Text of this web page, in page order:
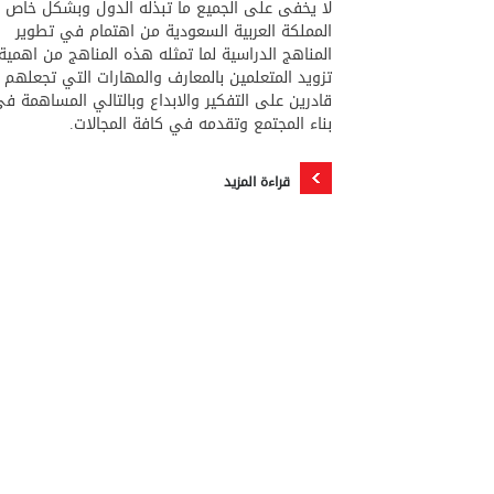
لا يخفى على الجميع ما تبذله الدول وبشكل خاص
المملكة العربية السعودية من اهتمام في تطوير
المناهج الدراسية لما تمثله هذه المناهج من
تزويد المتعلمين بالمعارف والمهارات التي تجعلهم
قادرين على التفكير والابداع وبالتالي المساهمة
بناء المجتمع وتقدمه في كافة المجالات.
قراءة المزيد